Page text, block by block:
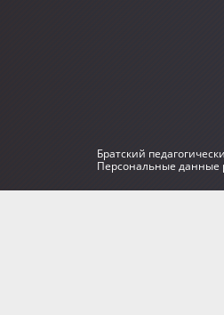
Братский
Персональные данные